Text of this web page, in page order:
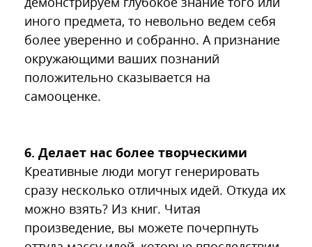
иного предмета, то невольно ведем себя
более уверенно и собранно. А признание
окружающими ваших познаний
положительно сказывается на
самооценке.
6. Делает нас более творческими
Креативные люди могут генерировать
сразу несколько отличных идей. Откуда их
можно взять? Из книг. Читая
произведение, вы можете почерпнуть